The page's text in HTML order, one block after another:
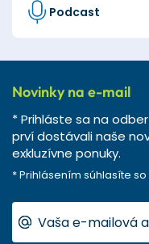
Podcast
Novinky na e-mail
* Prihláste sa na
prví dostávali naše
exkluzívne ponuky.
* Prihlásením súhlasíte so